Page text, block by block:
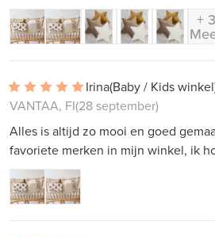
+ 3
Irina(Baby / Kids
VANTAA, FI(28 september)
Alles is altijd zo mooi en goed
favoriete merken in mijn winkel, ik